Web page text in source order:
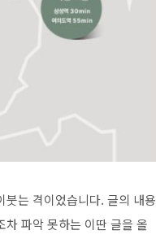
는 격이었습니다. 글의 내용
파악 못하는 이딴 글을 올